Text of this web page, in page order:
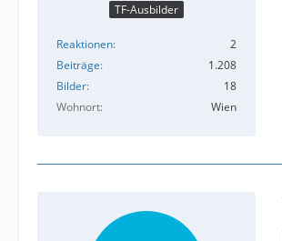
TF-Ausbilder
Reaktionen
2
Beiträge
1.208
Bilder
18
Wohnort
Wien